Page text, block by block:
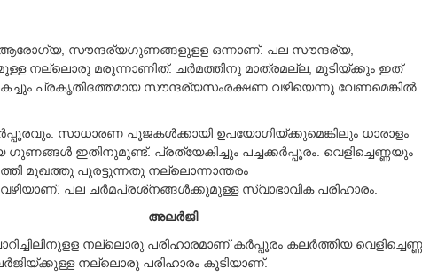
ആരോഗ്യ, സൗന്ദര്യഗുണങ്ങളുളള ഒന്നാണ്. പല സൗന്ദര്യ,
നല്ലൊരു മരുന്നാണിത്. ചര്‍മത്തിനു മാത്രമല്ല, മുടിയ്ക്കും ഇത്
പ്രകൃതിദത്തമായ സൗന്ദര്യസംരക്ഷണ വഴിയെന്നു വേണമെങ്കില്‍
സാധാരണ പൂജകള്‍ക്കായി ഉപയോഗിയ്ക്കുമെങ്കിലും ധാരാളം
ഇതിനുമുണ്ട്. പ്രത്യേകിച്ചും പച്ചക്കര്‍പ്പൂരം. വെളിച്ചെണ്ണയും
മുഖത്തു പുരട്ടുന്നതു നല്ലൊന്നാന്തരം
പല ചര്‍മപ്രശ്‌നങ്ങള്‍ക്കുമുള്ള സ്വാഭാവിക പരിഹാരം.
അലര്‍ജി
നല്ലൊരു പരിഹാരമാണ് കര്‍പ്പൂരം കലര്‍ത്തിയ
നല്ലൊരു പരിഹാരം കൂടിയാണ്.